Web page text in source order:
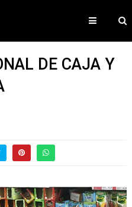
DE CAJA Y